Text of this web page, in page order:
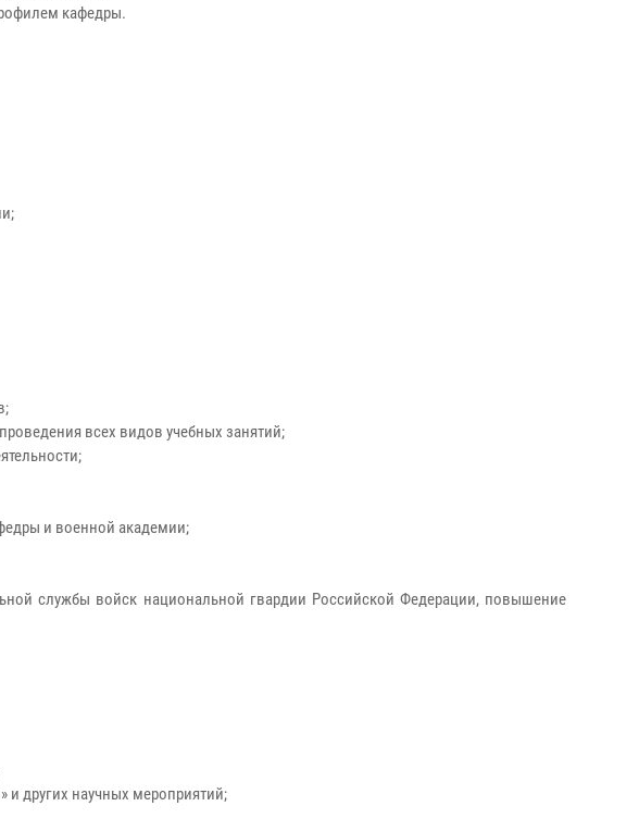
кафедры.
всех видов учебных занятий;
и военной академии;
службы войск национальной гвардии Российской Федерации, повышение
и других научных мероприятий;